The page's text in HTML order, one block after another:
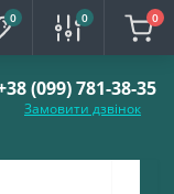
0 0 0
(099) 781-38-35
Замовити дзвінок